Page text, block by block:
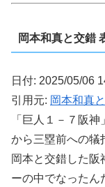
岡本和真と交錯
日付: 2025/05/06
引用元: 岡本和真
「巨人１－７阪
から三塁前への犠
岡本と交錯した
ーの中でなったん